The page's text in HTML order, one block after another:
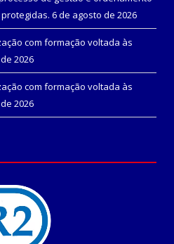
6 de agosto de 2026
com formação voltada às
2026
com formação voltada às
2026